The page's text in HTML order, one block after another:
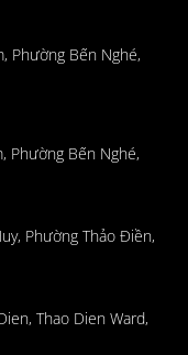
Phường Bến Nghé,
Phường Bến Nghé,
Phường Thảo Điền,
Thao Dien Ward,